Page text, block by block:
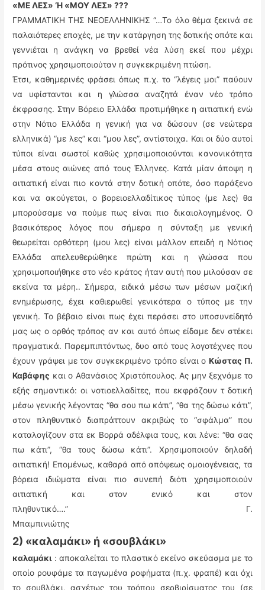
«ΜΕ ΛΕΣ» ‘Η «ΜΟΥ ΛΕΣ» ???
ΓΡΑΜΜΑΤΙΚΗ ΤΗΣ ΝΕΟΕΛΛΗΝΙΚΗΣ “…Το όλο θέμα ξεκινά σε
παλαιότερες εποχές, με την κατάργηση της δοτικής οπότε και
γεννιέται η ανάγκη να βρεθεί νέα λύση εκεί που μέχρι
πρότινος χρησιμοποιούταν η συγκεκριμένη πτώση.
Έτσι, καθημερινές φράσει όπως π.χ. το “λέγεις μοι” παύουν
να υφίστανται και η γλώσσα αναζητά έναν νέο τρόπο
έκφρασης. Στην Βόρειο Ελλάδα προτιμήθηκε η αιτιατική ενώ
στην Νότιο Ελλάδα η γενική για να δώσουν (σε νεώτερα
ελληνικά) “με λες” και “μου λες”, αντίστοιχα. Και οι δύο αυτοί
τύποι είναι σωστοί καθώς χρησιμοποιούνται κανονικότητα
μέσα στους αιώνες από τους Έλληνες. Κατά μίαν άποψη η
αιτιατική είναι πιο κοντά στην δοτική οπότε, όσο παράξενο
και να ακούγεται, ο βορειοελλαδίτικος τύπος (με λες) θα
μπορούσαμε να πούμε πως είναι πιο δικαιολογημένος. Ο
βασικότερος λόγος που σήμερα η σύνταξη με γενική
θεωρείται ορθότερη (μου λες) είναι μάλλον επειδή η Νότιος
Ελλάδα απελευθερώθηκε πρώτη και η γλώσσα που
χρησιμοποιήθηκε στο νέο κράτος ήταν αυτή που μιλούσαν σε
εκείνα τα μέρη.. Σήμερα, ειδικά μέσω των μέσων μαζική
ενημέρωσης, έχει καθιερωθεί γενικότερα ο τύπος με την
γενική. Το βέβαιο είναι πως έχει περάσει στο υποσυνείδητό
μας ως ο ορθός τρόπος αν και αυτό όπως είδαμε δεν στέκει
πραγματικά. Παρεμπιπτόντως, δυο από τους λογοτέχνες που
έχουν γράψει με τον συγκεκριμένο τρόπο είναι οΚώστας Π.
Καβάφης και ο Αθανάσιος Χριστόπουλος. Ας μην ξεχνάμε το
εξής σημαντικό: οι νοτιοελλαδίτες, που εκφράζουν τ δοτική
μέσω γενικής λέγοντας “θα σου πω κάτι”, “θα της δώσω κάτι”,
στον πληθυντικό διαπράττουν ακριβώς το “σφάλμα” που
καταλογίζουν στα εκ Βορρά αδέλφια τους, και λένε: “θα σας
πω κάτι”, “θα τους δώσω κάτι”. Χρησιμοποιούν δηλαδή
αιτιατική! Επομένως, καθαρά από απόψεως ομοιογένειας, τα
βόρεια ιδιώματα είναι πιο συνεπή διότι χρησιμοποιούν
αιτιατική και στον ενικό και στον
πληθυντικό….” Γ.
Μπαμπινιώτης
2) «καλαμάκι» ή «σουβλάκι»
καλαμάκι: αποκαλείται το πλαστικό εκείνο σκεύασμα με το
οποίο ρουφάμε τα παγωμένα ροφήματα (π.χ. φραπέ) και όχι
το σουβλάκι, ασχέτως του τρόπου σερβιρίσματος του (σε